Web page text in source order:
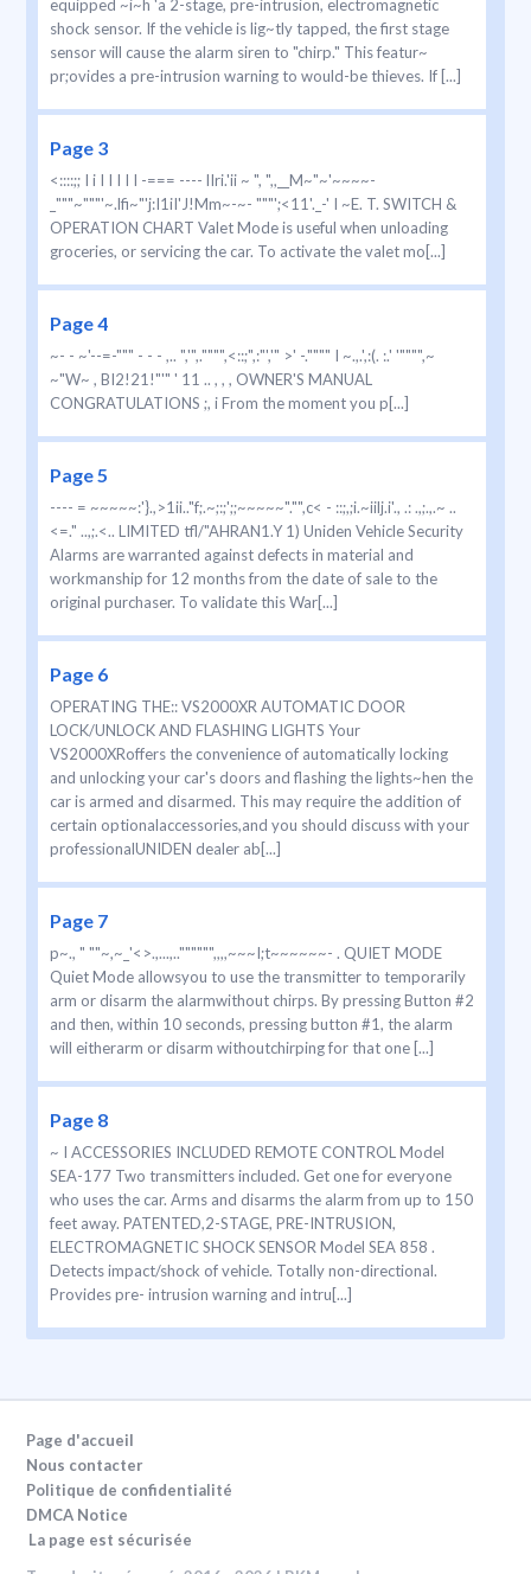
equipped ~i~h 'a 2-stage, pre-intrusion, electromagnetic
shock sensor. If the vehicle is lig~tly tapped, the first stage
sensor will cause the alarm siren to "chirp." This featur~
pr;ovides a pre-intrusion warning to would-be thieves. If [...]
Page 3
<::::;; I i I I I I I -=== ---- lIri.'ii ~ ", ",,__M~"~'~~~~-
_"""~"""'~.lfi~"'j:I1iI'J!Mm~-~- """';<11'._-' I ~E. T. SWITCH &
OPERATION CHART Valet Mode is useful when unloading
groceries, or servicing the car. To activate the valet mo[...]
Page 4
~- - ~'--=-""" - - - ,.. ",'",."""",<::;",:"','" >' -."""" I ~.,.',:(. :.' '"""",~
~"W~ , BI2!21!"'" ' 11 .. , , , OWNER'S MANUAL
CONGRATULATIONS ;, i From the moment you p[...]
Page 5
---- = ~~~~~:'}.,>1ii.."f;.~;:;';;~~~~~"."",c< - ::;,;i.~iilj.i'., .: .,;.,.~ ..
<=." ..,;.<.. LIMITED tfl/"AHRAN1.Y 1) Uniden Vehicle Security
Alarms are warranted against defects in material and
workmanship for 12 months from the date of sale to the
original purchaser. To validate this War[...]
Page 6
OPERATING THE:: VS2000XR AUTOMATIC DOOR
LOCK/UNLOCK AND FLASHING LIGHTS Your
VS2000XRoffers the convenience of automatically locking
and unlocking your car's doors and flashing the lights~hen the
car is armed and disarmed. This may require the addition of
certain optionalaccessories,and you should discuss with your
professionalUNIDEN dealer ab[...]
Page 7
p~., " ""~,~_'<>.,...,.."""""",,,,~~~I;t~~~~~~- . QUIET MODE
Quiet Mode allowsyou to use the transmitter to temporarily
arm or disarm the alarmwithout chirps. By pressing Button #2
and then, within 10 seconds, pressing button #1, the alarm
will eitherarm or disarm withoutchirping for that one [...]
Page 8
~ I ACCESSORIES INCLUDED REMOTE CONTROL Model
SEA-177 Two transmitters included. Get one for everyone
who uses the car. Arms and disarms the alarm from up to 150
feet away. PATENTED,2-STAGE, PRE-INTRUSION,
ELECTROMAGNETIC SHOCK SENSOR Model SEA 858 .
Detects impact/shock of vehicle. Totally non-directional.
Provides pre- intrusion warning and intru[...]
Page d'accueil
Nous contacter
Politique de confidentialité
DMCA Notice
La page est sécurisée